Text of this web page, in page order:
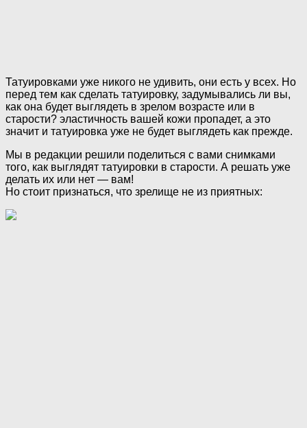
Татуировками уже никого не удивить, они есть у всех. Но
перед тем как сделать татуировку, задумывались ли вы,
как она будет выглядеть в зрелом возрасте или в
старости? эластичность вашей кожи пропадет, а это
значит и татуировка уже не будет выглядеть как прежде.
Мы в редакции решили поделиться с вами снимками
того, как выглядят татуировки в старости. А решать уже
делать их или нет — вам!
Но стоит признаться, что зрелище не из приятных: